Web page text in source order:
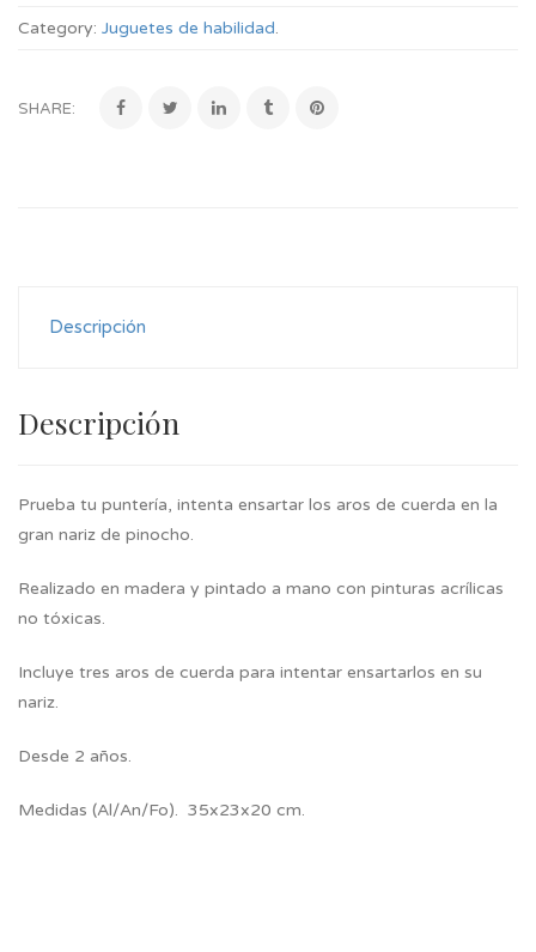
Category: Juguetes de habilidad.
SHARE:
Descripción
Descripción
Prueba tu puntería, intenta ensartar los aros de cuerda en la
gran nariz de pinocho.
Realizado en madera y pintado a mano con pinturas acrílicas
no tóxicas.
Incluye tres aros de cuerda para intentar ensartarlos en su
nariz.
Desde 2 años.
Medidas (Al/An/Fo). 35x23x20 cm.